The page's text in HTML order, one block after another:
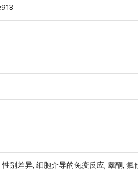
别差异, 细胞介导的免疫反应, 睾酮, 氟